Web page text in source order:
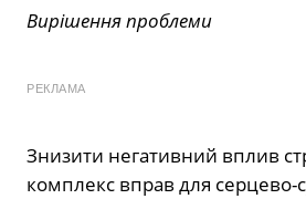
Вирішення проблеми
РЕКЛАМА
Знизити негативний вплив
комплекс вправ для серцево-